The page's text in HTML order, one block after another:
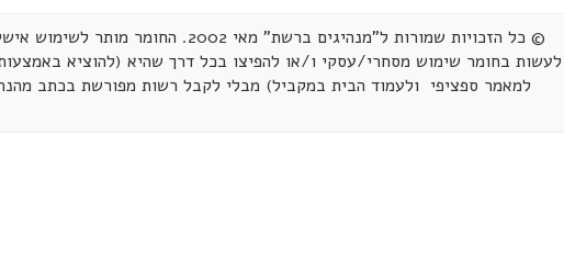
© כל הזכויות שמורות ל"מנהיגים ברשת" מאי 2002. החומר
לעשות בחומר שימוש מסחרי/עסקי ו/או להפיצו בכל דרך שהיא (להוציא
למאמר ספציפי ולעמוד הבית במקביל) מבלי לקבל רשות מפורשת בכתב